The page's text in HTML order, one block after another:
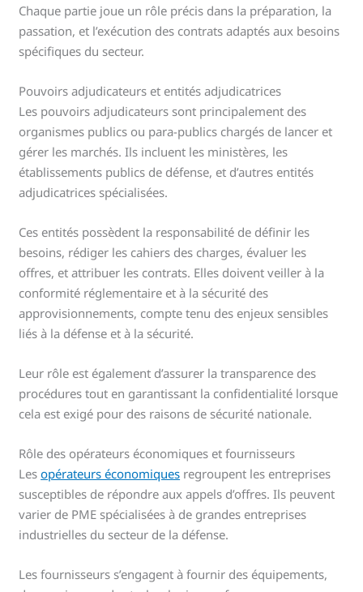
Chaque partie joue un rôle précis dans la préparation, la
passation, et l’exécution des contrats adaptés aux besoins
spécifiques du secteur.
Pouvoirs adjudicateurs et entités adjudicatrices
Les pouvoirs adjudicateurs sont principalement des
organismes publics ou para-publics chargés de lancer et
gérer les marchés. Ils incluent les ministères, les
établissements publics de défense, et d’autres entités
adjudicatrices spécialisées.
Ces entités possèdent la responsabilité de définir les
besoins, rédiger les cahiers des charges, évaluer les
offres, et attribuer les contrats. Elles doivent veiller à la
conformité réglementaire et à la sécurité des
approvisionnements, compte tenu des enjeux sensibles
liés à la défense et à la sécurité.
Leur rôle est également d’assurer la transparence des
procédures tout en garantissant la confidentialité lorsque
cela est exigé pour des raisons de sécurité nationale.
Rôle des opérateurs économiques et fournisseurs
Lesopérateurs économiques regroupent les entreprises
susceptibles de répondre aux appels d’offres. Ils peuvent
varier de PME spécialisées à de grandes entreprises
industrielles du secteur de la défense.
Les fournisseurs s’engagent à fournir des équipements,